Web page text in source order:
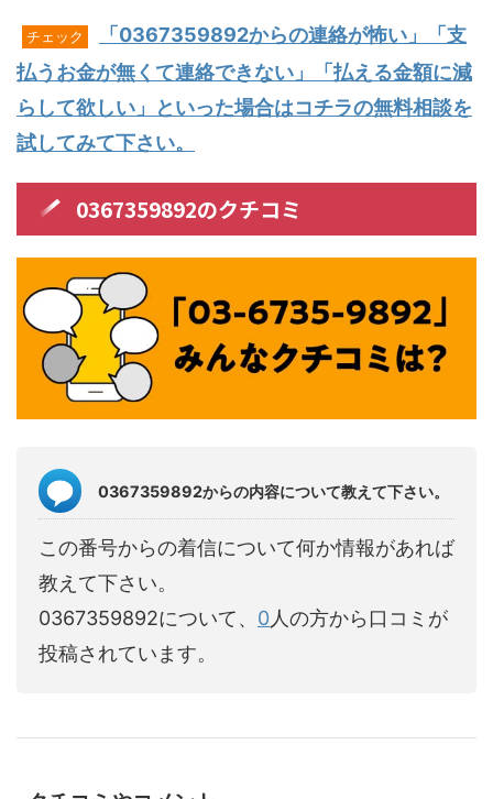
チェック
「0367359892からの連絡が怖い」「支
払うお金が無くて連絡できない」「払える金額に減
らして欲しい」といった場合はコチラの無料相談を
試してみて下さい。
0367359892のクチコミ
0367359892からの内容について教えて下さい。
この番号からの着信について何か情報があれば
教えて下さい。
0367359892について、 0人の方から口コミが
投稿されています。